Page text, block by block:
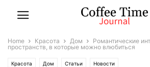
Home Красота Дом
Романтические
пространств, в которые можно влюбиться
Красота Дом Статьи Новости